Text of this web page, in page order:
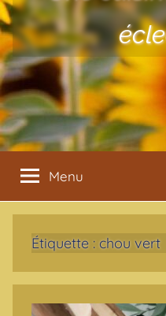
Menu
Étiquette : chou vert